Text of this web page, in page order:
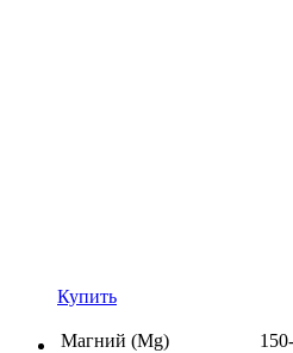
Купить
Магний (Mg)